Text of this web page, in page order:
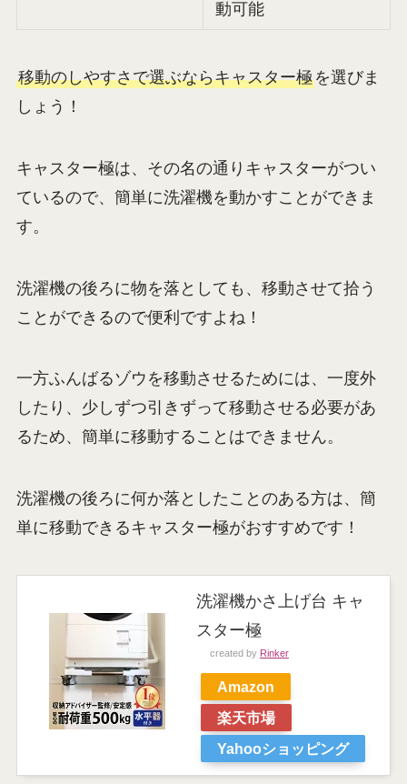
動可能
移動のしやすさで選ぶならキャスター極を選びま
しょう！
キャスター極は、その名の通りキャスターがつい
ているので、簡単に洗濯機を動かすことができま
す。
洗濯機の後ろに物を落としても、移動させて拾う
ことができるので便利ですよね！
一方ふんばるゾウを移動させるためには、一度外
したり、少しずつ引きずって移動させる必要があ
るため、簡単に移動することはできません。
洗濯機の後ろに何か落としたことのある方は、簡
単に移動できるキャスター極がおすすめです！
洗濯機かさ上げ台 キャ
スター極
created by Rinker
Amazon
楽天市場
Yahooショッピング